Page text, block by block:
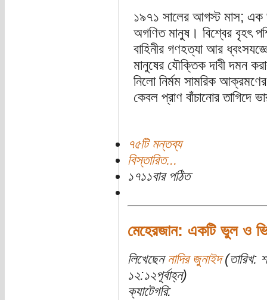
১৯৭১ সালের আগস্ট মাস; এক
অগণিত মানুষ। বিশ্বের বৃহৎ
বাহিনীর গণহত্যা আর
মানুষের যৌক্তিক দাবী দমন
নিলো নির্মম সামরিক
কেবল প্রাণ বাঁচানোর তাগিদে
৭৫টি মন্তব্য
বিস্তারিত...
১৭১১বার পঠিত
মেহেরজান: একটি ভুল ও
লিখেছেন নাদির জুনাইদ(তারিখ:
১২:১২পূর্বাহ্ন)
ক্যাটেগরি: